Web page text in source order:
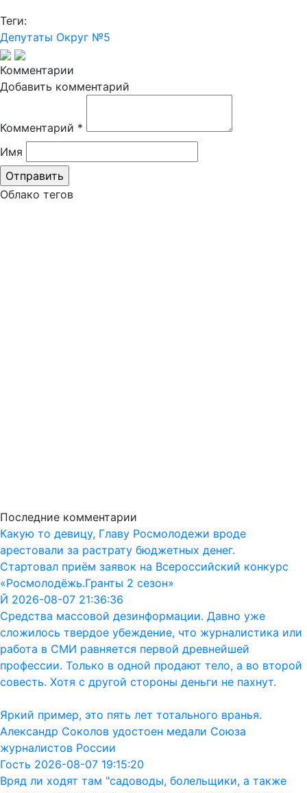
Теги:
Депутаты Округ №5
Комментарии
Добавить комментарий
Комментарий *
Имя
Облако тегов
Последние комментарии
Какую то девицу, Главу Росмолодежи вроде
арестовали за растрату бюджетных денег.
Стартовал приём заявок на Всероссийский конкурс
«Росмолодёжь.Гранты 2 сезон»
Й 2026-08-07 21:36:36
Средства массовой дезинформации. Давно уже
сложилось твердое убеждение, что журналистика или
работа в СМИ равняется первой древнейшей
профессии. Только в одной продают тело, а во второй
совесть. Хотя с другой стороны деньги не пахнут.
Яркий пример, это пять лет тотального вранья.
Александр Соколов удостоен медали Союза
журналистов России
Гость 2026-08-07 19:15:20
Вряд ли ходят там "садоводы, болельщики, а также